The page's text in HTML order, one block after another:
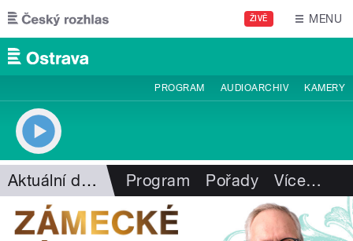
Přejít k hlavnímu obsahu
ŽIVĚ MENU
PROGRAM AUDIOARCHIV KAMERY
Aktuální dění Program Pořady Více…